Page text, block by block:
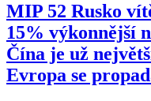
MIP 52 Rusko
15% výkonnější
Čína je už
Evropa se